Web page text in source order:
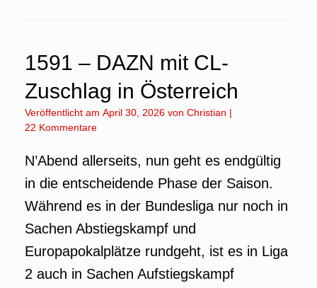
1591 – DAZN mit CL-
Zuschlag in Österreich
Veröffentlicht am April 30, 2026 von Christian |
22 Kommentare
N’Abend allerseits, nun geht es endgültig
in die entscheidende Phase der Saison.
Während es in der Bundesliga nur noch in
Sachen Abstiegskampf und
Europapokalplätze rundgeht, ist es in Liga
2 auch in Sachen Aufstiegskampf